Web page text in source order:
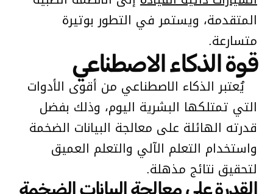
المتقدمة، ويستمر في التطور بوتيرة
متسارعة.
قوة الذكاء الاصطناعي
يُعتبر الذكاء الاصطناعي من أقوى الأدوات
التي تمتلكها البشرية اليوم، وذلك بفضل
قدرته الهائلة على معالجة البيانات الضخمة
واستخدام التعلم الآلي والتعلم العميق
لتحقيق نتائج مذهلة.
القدرة على معالجة البيانات الضخمة